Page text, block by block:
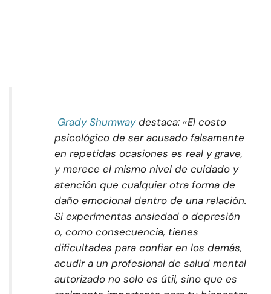
Grady Shumway destaca: «El costo
psicológico de ser acusado falsamente
en repetidas ocasiones es real y grave,
y merece el mismo nivel de cuidado y
atención que cualquier otra forma de
daño emocional dentro de una relación.
Si experimentas ansiedad o depresión
o, como consecuencia, tienes
dificultades para confiar en los demás,
acudir a un profesional de salud mental
autorizado no solo es útil, sino que es